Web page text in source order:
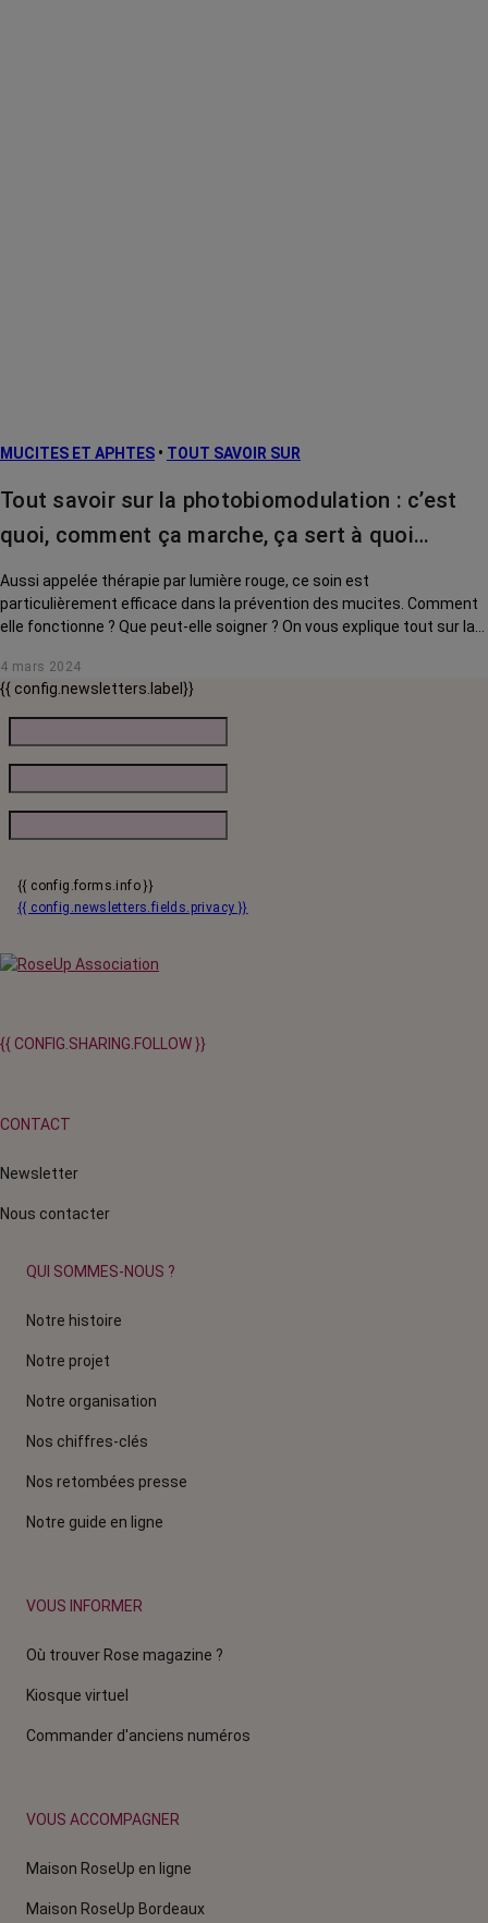
MUCITES ET APHTES • TOUT SAVOIR SUR
Tout savoir sur la photobiomodulation : c’est
quoi, comment ça marche, ça sert à quoi…
Aussi appelée thérapie par lumière rouge, ce soin est
particulièrement efficace dans la prévention des mucites. Comment
elle fonctionne ? Que peut-elle soigner ? On vous explique tout sur la
4 mars 2024
{{ config.newsletters.label}}
{{ config.forms.info }}
{{ config.newsletters.fields.privacy }}
{{ CONFIG.SHARING.FOLLOW }}
CONTACT
Newsletter
Nous contacter
QUI SOMMES-NOUS ?
Notre histoire
Notre projet
Notre organisation
Nos chiffres-clés
Nos retombées presse
Notre guide en ligne
VOUS INFORMER
Où trouver Rose magazine ?
Kiosque virtuel
Commander d'anciens numéros
VOUS ACCOMPAGNER
Maison RoseUp en ligne
Maison RoseUp Bordeaux